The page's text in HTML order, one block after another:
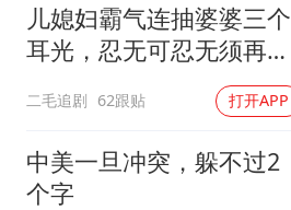
儿媳妇霸气连抽婆婆三个
耳光，忍无可忍无须再
二毛追剧 62跟贴 打开APP
中美一旦冲突，躲不过2
个字